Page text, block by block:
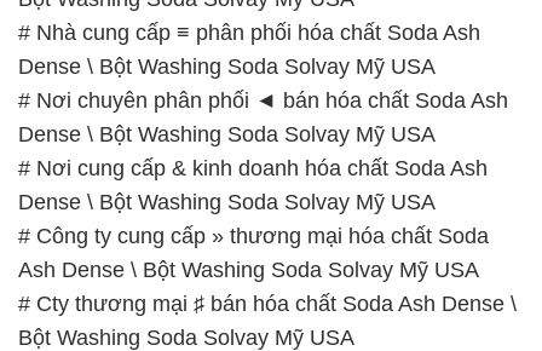
# Nhà cung cấp ≡ phân phối hóa chất Soda Ash
Dense \ Bột Washing Soda Solvay Mỹ USA
# Nơi chuyên phân phối ◄ bán hóa chất Soda Ash
Dense \ Bột Washing Soda Solvay Mỹ USA
# Nơi cung cấp & kinh doanh hóa chất Soda Ash
Dense \ Bột Washing Soda Solvay Mỹ USA
# Công ty cung cấp » thương mại hóa chất Soda
Ash Dense \ Bột Washing Soda Solvay Mỹ USA
# Cty thương mại ♯ bán hóa chất Soda Ash Dense \
Bột Washing Soda Solvay Mỹ USA